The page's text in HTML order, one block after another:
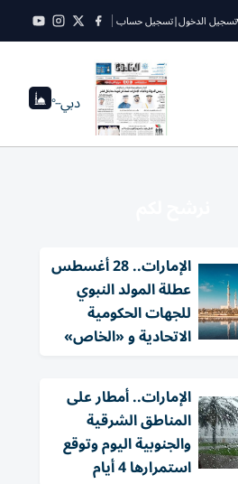
تسجيل الدخول|تسجيل حساب
دبي--°
الإمارات.. 28 أغسطس
عطلة المولد النبوي
للجهات الحكومية
الاتحادية و «الخاص»
الإمارات.. أمطار على
المناطق الشرقية
والجنوبية اليوم وتوقع
استمرارها 4 أيام